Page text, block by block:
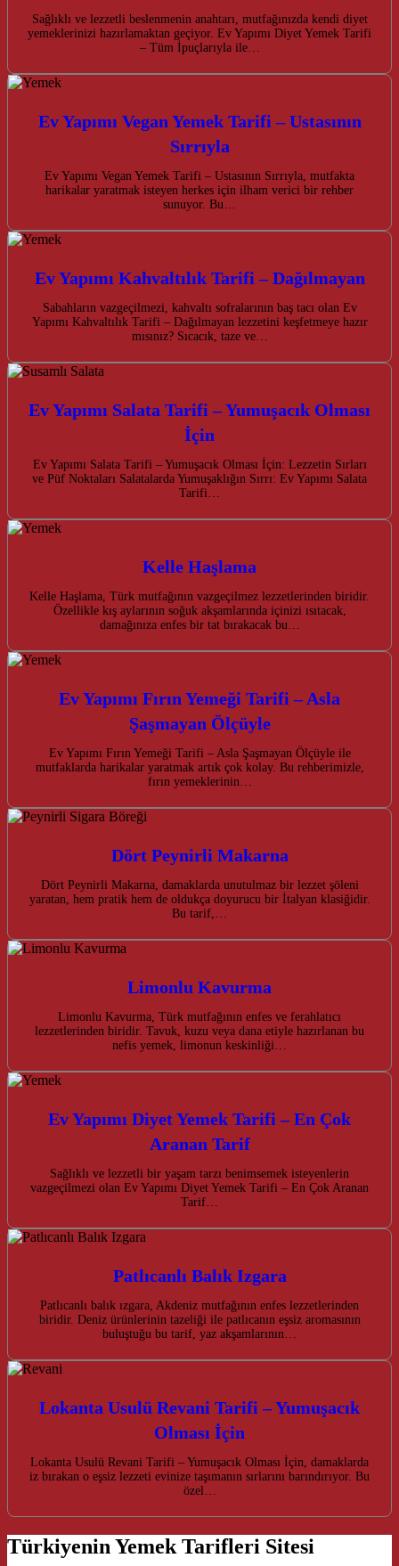
Sağlıklı ve lezzetli beslenmenin anahtarı, mutfağınızda kendi diyet
yemeklerinizi hazırlamaktan geçiyor. Ev Yapımı Diyet Yemek Tarifi
– Tüm İpuçlarıyla ile…
Ev Yapımı Vegan Yemek Tarifi – Ustasının
Sırrıyla
Ev Yapımı Vegan Yemek Tarifi – Ustasının Sırrıyla, mutfakta
harikalar yaratmak isteyen herkes için ilham verici bir rehber
sunuyor. Bu…
Ev Yapımı Kahvaltılık Tarifi – Dağılmayan
Sabahların vazgeçilmezi, kahvaltı sofralarının baş tacı olan Ev
Yapımı Kahvaltılık Tarifi – Dağılmayan lezzetini keşfetmeye hazır
mısınız? Sıcacık, taze ve…
Ev Yapımı Salata Tarifi – Yumuşacık Olması
İçin
Ev Yapımı Salata Tarifi – Yumuşacık Olması İçin: Lezzetin Sırları
ve Püf Noktaları Salatalarda Yumuşaklığın Sırrı: Ev Yapımı Salata
Tarifi…
Kelle Haşlama
Kelle Haşlama, Türk mutfağının vazgeçilmez lezzetlerinden biridir.
Özellikle kış aylarının soğuk akşamlarında içinizi ısıtacak,
damağınıza enfes bir tat bırakacak bu…
Ev Yapımı Fırın Yemeği Tarifi – Asla
Şaşmayan Ölçüyle
Ev Yapımı Fırın Yemeği Tarifi – Asla Şaşmayan Ölçüyle ile
mutfaklarda harikalar yaratmak artık çok kolay. Bu rehberimizle,
fırın yemeklerinin…
Dört Peynirli Makarna
Dört Peynirli Makarna, damaklarda unutulmaz bir lezzet şöleni
yaratan, hem pratik hem de oldukça doyurucu bir İtalyan klasiğidir.
Bu tarif,…
Limonlu Kavurma
Limonlu Kavurma, Türk mutfağının enfes ve ferahlatıcı
lezzetlerinden biridir. Tavuk, kuzu veya dana etiyle hazırlanan bu
nefis yemek, limonun keskinliği…
Ev Yapımı Diyet Yemek Tarifi – En Çok
Aranan Tarif
Sağlıklı ve lezzetli bir yaşam tarzı benimsemek isteyenlerin
vazgeçilmezi olan Ev Yapımı Diyet Yemek Tarifi – En Çok Aranan
Tarif…
Patlıcanlı Balık Izgara
Patlıcanlı balık ızgara, Akdeniz mutfağının enfes lezzetlerinden
biridir. Deniz ürünlerinin tazeliği ile patlıcanın eşsiz aromasının
buluştuğu bu tarif, yaz akşamlarının…
Lokanta Usulü Revani Tarifi – Yumuşacık
Olması İçin
Lokanta Usulü Revani Tarifi – Yumuşacık Olması İçin, damaklarda
iz bırakan o eşsiz lezzeti evinize taşımanın sırlarını barındırıyor. Bu
özel…
Türkiyenin Yemek Tarifleri Sitesi